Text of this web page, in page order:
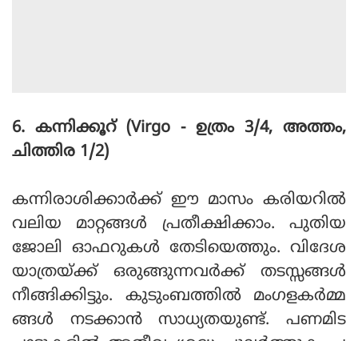
6. കന്നിക്കൂറ് (Virgo - ഉത്രം 3/4, അത്തം,
ചിത്തിര 1/2)
കന്നിരാശിക്കാര്‍ക്ക് ഈ മാസം കരിയറില്‍
വലിയ മാറ്റങ്ങള്‍ പ്രതീക്ഷിക്കാം. പുതിയ
ജോലി ഓഫറുകള്‍ തേടിയെത്തും. വിദേശ
യാത്രയ്ക്ക് ഒരുങ്ങുന്നവര്‍ക്ക് തടസ്സങ്ങള്‍
നീങ്ങിക്കിട്ടും. കുടുംബത്തില്‍ മംഗളകര്‍മ്മ
ങ്ങള്‍ നടക്കാന്‍ സാധ്യതയുണ്ട്. പണമിട